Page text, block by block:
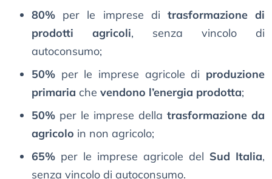
80% per le imprese di trasformazione di
prodotti agricoli, senza vincolo di
autoconsumo;
50% per le imprese agricole di produzione
primaria che vendono l’energia prodotta;
50% per le imprese della trasformazione da
agricolo in non agricolo;
65% per le imprese agricole del Sud Italia,
senza vincolo di autoconsumo.